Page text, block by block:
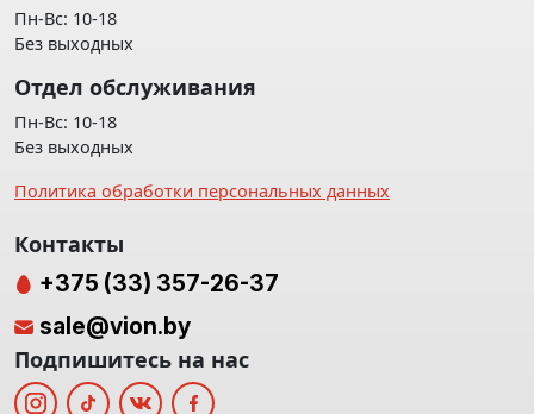
Пн-Вс: 10-18
Без выходных
Отдел обслуживания
Пн-Вс: 10-18
Без выходных
Политика обработки персональных данных
Контакты
+375 (33) 357-26-37
sale@vion.by
Подпишитесь на нас